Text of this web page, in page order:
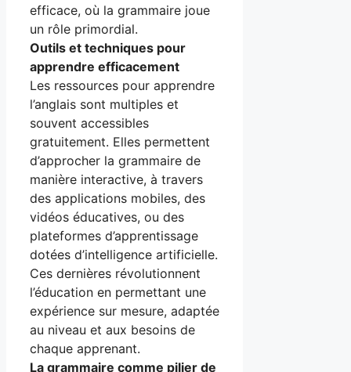
efficace, où la grammaire joue
un rôle primordial.
Outils et techniques pour
apprendre efficacement
Les ressources pour apprendre
l’anglais sont multiples et
souvent accessibles
gratuitement. Elles permettent
d’approcher la grammaire de
manière interactive, à travers
des applications mobiles, des
vidéos éducatives, ou des
plateformes d’apprentissage
dotées d’intelligence artificielle.
Ces dernières révolutionnent
l’éducation en permettant une
expérience sur mesure, adaptée
au niveau et aux besoins de
chaque apprenant.
La grammaire comme pilier de